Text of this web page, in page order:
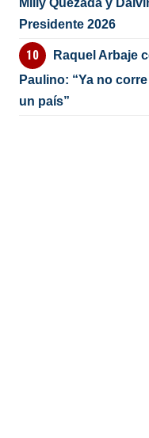
Presidente 2026
Raquel Arbaje
Paulino: “Ya no
un país”